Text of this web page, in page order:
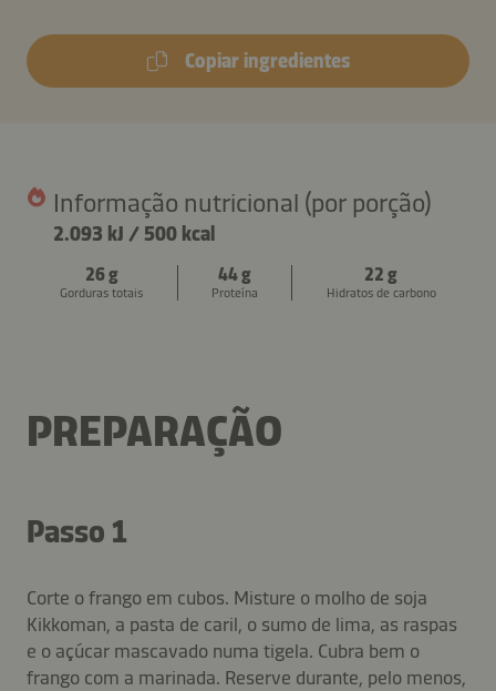
Copiar ingredientes
Informação nutricional (por porção)
2.093 kJ / 500 kcal
26 g
Gorduras totais
44 g
Proteína
22 g
Hidratos de carbono
PREPARAÇÃO
Passo 1
Corte o frango em cubos. Misture o molho de soja
Kikkoman, a pasta de caril, o sumo de lima, as raspas
e o açúcar mascavado numa tigela. Cubra bem o
frango com a marinada. Reserve durante, pelo menos,